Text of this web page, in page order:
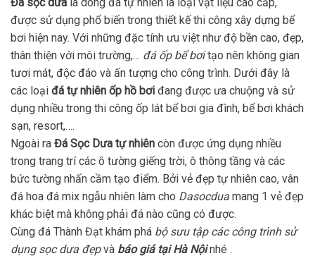
Đá sọc dưa là dòng đá tự nhiên là loại vật liệu cao cấp,
được sử dụng phổ biến trong thiết kế thi công xây dựng bể
bơi hiện nay. Với những đặc tính ưu việt như độ bền cao, đẹp,
thân thiện với môi trường,… đá ốp bể bơitạo nên không gian
tươi mát, độc đáo và ấn tượng cho công trình. Dưới đây là
các loại đá tự nhiên ốp hồ bơi đang được ưa chuộng và sử
dụng nhiều trong thi công ốp lát bể bơi gia đình, bể bơi khách
sạn, resort,….
Ngoài ra Đá Sọc Dưa tự nhiên còn được ứng dụng nhiều
trong trang trí các ô tường giếng trời, ô thông tầng và các
bức tường nhấn cầm tạo điểm. Bởi vẻ đẹp tự nhiên cao, vân
đá hoa đá mix ngẫu nhiên làm cho Dasocdua mang 1 vẻ đẹp
khác biệt mà không phải đá nào cũng có được.
Cùng đá Thành Đạt khám phá bộ sưu tập các công trình sử
dụng sọc dưa đẹpvà báo giá tại Hà Nộinhé .